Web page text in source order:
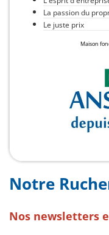
La passion du
Le juste prix
Maison
Notre
Nos newsletters